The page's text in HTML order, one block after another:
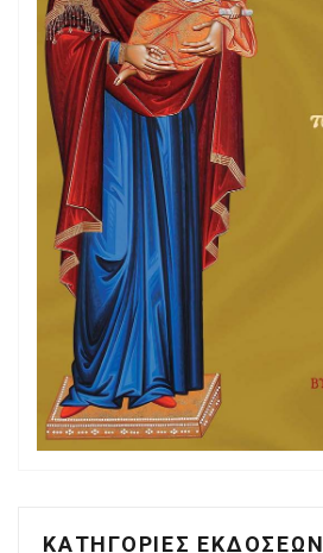
ΚΑΤΗΓΟΡΙΕΣ ΕΚΔΟΣΕΩΝ